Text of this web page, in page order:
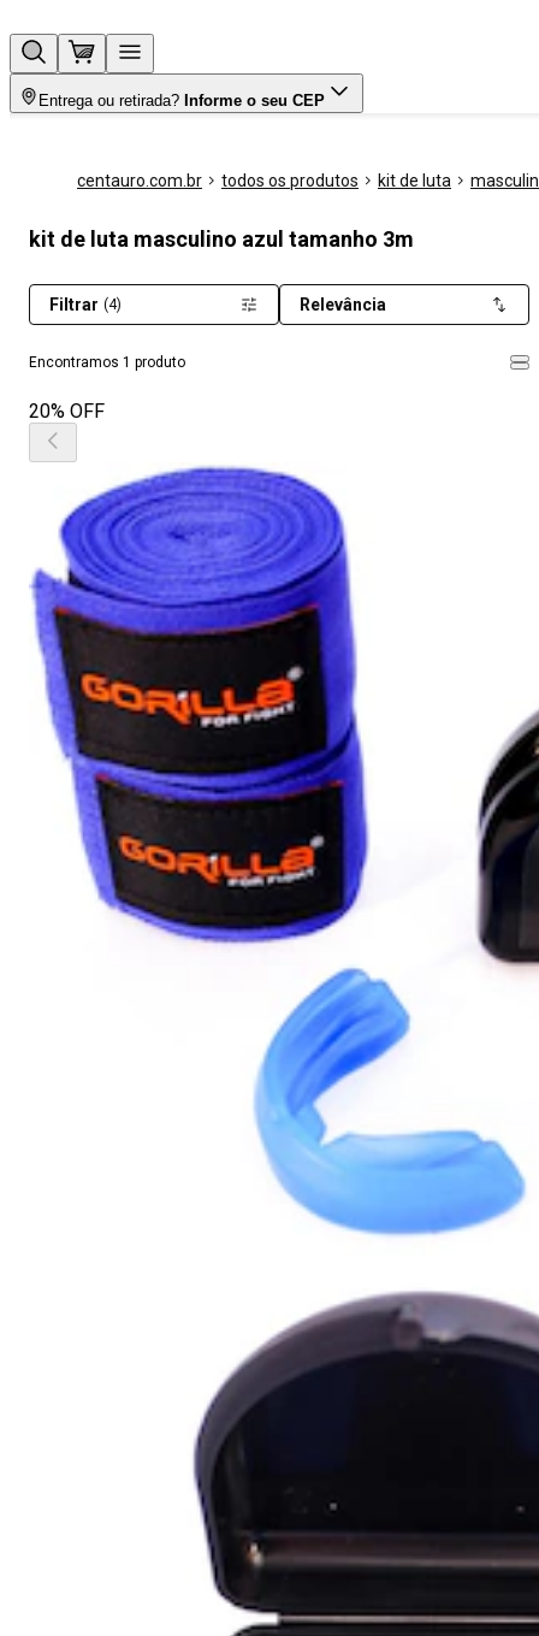
Entrega ou retirada? Informe o seu CEP
centauro.com.br todos os produtos kit de luta
kit de luta masculino azul tamanho 3m
Encontramos 1 produto
Filtrar (4) Relevância
20% OFF